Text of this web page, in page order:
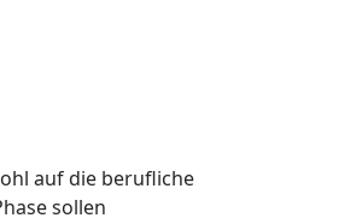
auf die berufliche
sollen